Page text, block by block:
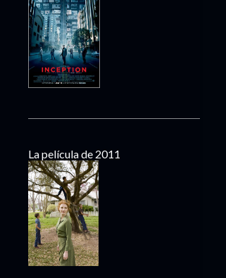
La película de 2011